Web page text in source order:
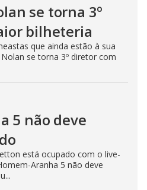
se torna 3º
bilheteria
que ainda estão à sua
se torna 3º diretor com
5 não deve
está ocupado com o live-
Aranha 5 não deve